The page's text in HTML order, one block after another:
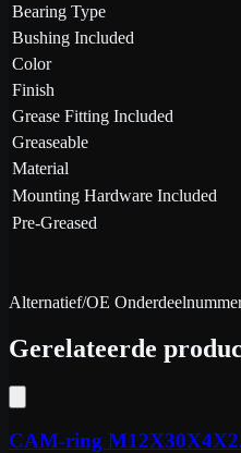
Bearing Type
Bushing Included
Color
Finish
Grease Fitting Included
Greaseable
Material
Mounting Hardware Included
Pre-Greased
Alternatief/OE
Gerelateerde
CAM-ring